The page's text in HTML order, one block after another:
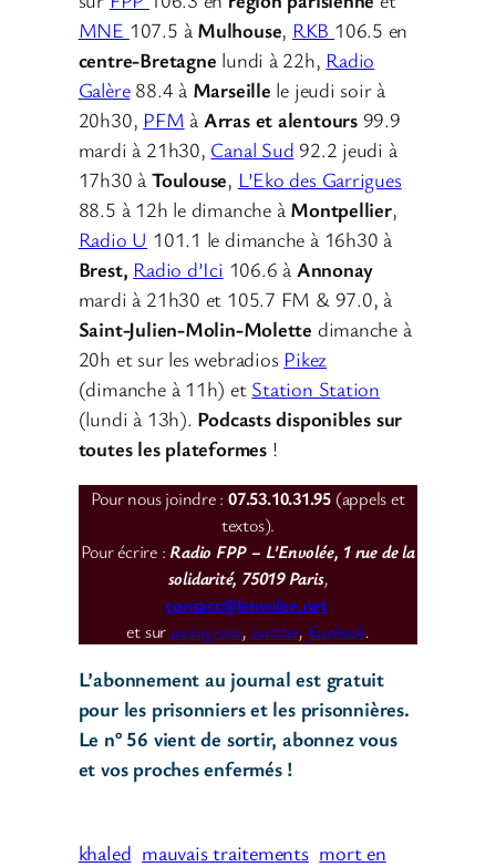
MNE 107.5 à Mulhouse, RKB 106.5 en
centre-Bretagne lundi à 22h, Radio
Galère88.4 à Marseille le jeudi soir à
20h30, PFM à Arras et alentours99.9
mardi à 21h30, Canal Sud 92.2 jeudi à
17h30 à Toulouse, L’Eko des Garrigues
88.5 à 12h le dimanche à Montpellier,
Radio U 101.1 le dimanche à 16h30 à
Brest, Radio d’Ici 106.6 à Annonay
mardi à 21h30 et 105.7 FM & 97.0, à
Saint-Julien-Molin-Molette dimanche à
20h et sur les webradios Pikez
(dimanche à 11h) et Station Station
(lundi à 13h). Podcasts disponibles sur
toutes les plateformes!
Pour nous joindre : 07.53.10.31.95 (appels et
textos).
Pour écrire : Radio FPP – L’Envolée, 1 rue de la
solidarité, 75019 Paris,
contact@lenvolee.net
et sur instagram, twitter, facebook.
L’abonnement au journal est gratuit
pour les prisonniers et les prisonnières.
Le n° 56 vient de sortir, abonnez vous
et vos proches enfermés !
khaled mauvais traitements mort en